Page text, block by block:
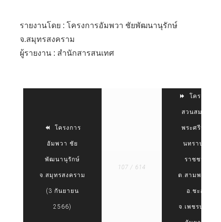
รายงานโดย : โครงการอัมพวา ชัยพัฒนานุรักษ์
จ.สมุทรสงคราม
ผู้รายงาน : สำนักสารสนเทศ
โครงการ
อัมพวา ชัย
พัฒนานุรักษ์
จ.สมุทรสงคราม
(3 กันยายน
2566)
107 / 614
โครงการ
สวนสมเด็จ
พระศรีนคริ
นทราบรม
ราชชนนี
ต.สามพระยา
อ.ชะอำ
จ.เพชรบุรี (1